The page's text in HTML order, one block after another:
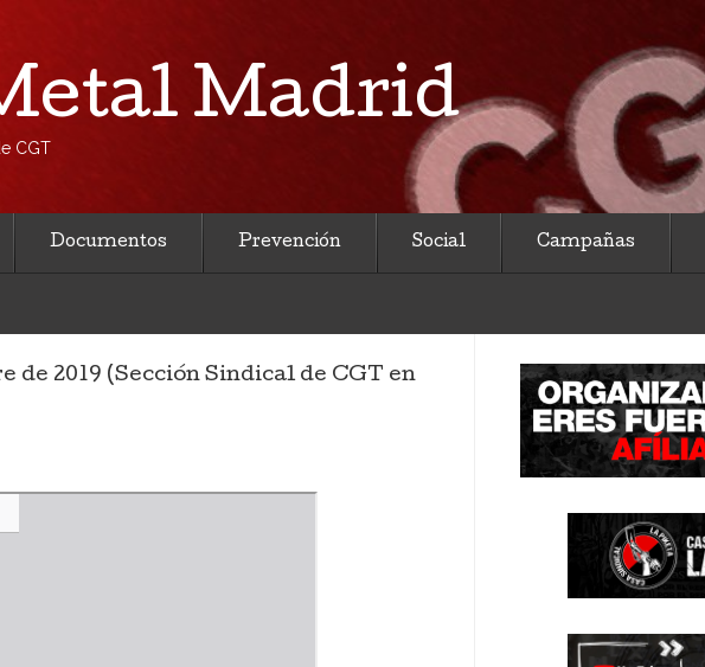
Madrid
CGT
Documentos Prevención Social Campañas
de 2019 (Sección Sindical de CGT en